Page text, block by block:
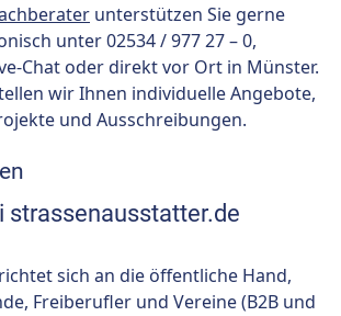
unterstützen Sie gerne
unter 02534 / 977 27 – 0,
Chat oder direkt vor Ort in Münster.
wir Ihnen individuelle Angebote,
und Ausschreibungen.
strassenausstatter.de
sich an die öffentliche Hand,
Freiberufler und Vereine (B2B und